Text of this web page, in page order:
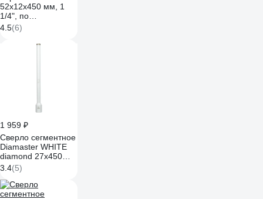
52x12х450 мм, 1
1/4", по
армированному
бетону GRAFF
4.5(6)
1 959 ₽
Сверло сегментное
Diamaster WHITE
diamond 27х450
мм, 24х3.5х11 мм,
1 1/4, бетон/
железобетон, wet
000.600.8711
3.4(5)